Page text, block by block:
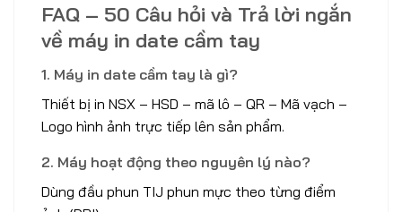
FAQ – 50 Câu hỏi và Trả lời ngắn
về máy in date cầm tay
1. Máy in date cầm tay là gì?
Thiết bị in NSX – HSD – mã lô – QR – Mã vạch –
Logo hình ảnh trực tiếp lên sản phẩm.
2. Máy hoạt động theo nguyên lý nào?
Dùng đầu phun TIJ phun mực theo từng điểm